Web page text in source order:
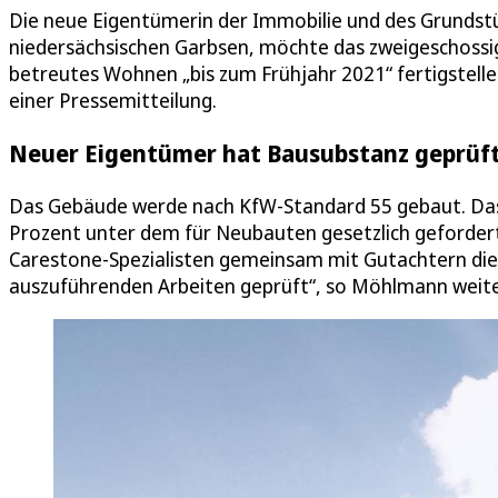
Die neue Eigentümerin der Immobilie und des
niedersächsischen Garbsen, möchte das
betreutes Wohnen „bis zum Frühjahr 2021“
einer Pressemitteilung.
Neuer Eigentümer hat Bausubstanz
Das Gebäude werde nach KfW-Standard 55 gebaut.
Prozent unter dem für Neubauten gesetzlich
Carestone-Spezialisten gemeinsam mit Gutachtern
auszuführenden Arbeiten geprüft“, so Möhlmann